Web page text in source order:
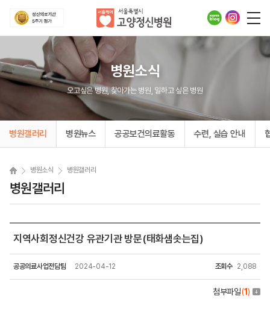
병원소식
오고싶은 병원, 찾아가는 병원, 일하고 싶은 병원
병원갤러리 병원뉴스 공공보건의료활동 수련, 실습 안내
병원갤러리
병원소식 병원갤러리
지역사회정신건강 유관기관 방문(태화샘솟는집)
공공의료사업전담팀 2024-04-12 조회수 2,088
첨부파일(1)